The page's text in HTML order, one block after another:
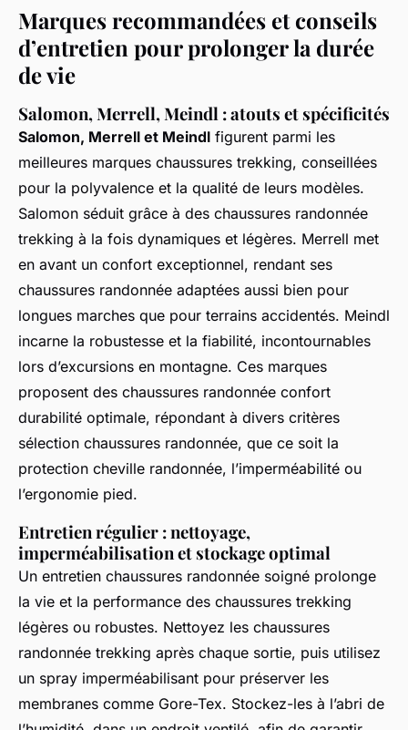
Marques recommandées et conseils
d’entretien pour prolonger la durée
de vie
Salomon, Merrell, Meindl : atouts et spécificités
Salomon, Merrell et Meindl figurent parmi les
meilleures marques chaussures trekking, conseillées
pour la polyvalence et la qualité de leurs modèles.
Salomon séduit grâce à des chaussures randonnée
trekking à la fois dynamiques et légères. Merrell met
en avant un confort exceptionnel, rendant ses
chaussures randonnée adaptées aussi bien pour
longues marches que pour terrains accidentés. Meindl
incarne la robustesse et la fiabilité, incontournables
lors d’excursions en montagne. Ces marques
proposent des chaussures randonnée confort
durabilité optimale, répondant à divers critères
sélection chaussures randonnée, que ce soit la
protection cheville randonnée, l’imperméabilité ou
l’ergonomie pied.
Entretien régulier : nettoyage,
imperméabilisation et stockage optimal
Un entretien chaussures randonnée soigné prolonge
la vie et la performance des chaussures trekking
légères ou robustes. Nettoyez les chaussures
randonnée trekking après chaque sortie, puis utilisez
un spray imperméabilisant pour préserver les
membranes comme Gore-Tex. Stockez-les à l’abri de